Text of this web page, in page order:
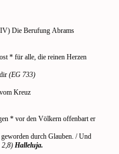
Die Berufung Abrams
* für alle, die reinen Herzen
(EG 733)
Kreuz
* vor den Völkern offenbart er
durch Glauben. / Und
2,8) Halleluja.